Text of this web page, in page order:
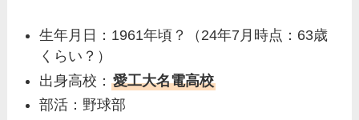
生年月日：1961年頃？（24年7月時点：63歳
くらい？）
出身高校：愛工大名電高校
部活：野球部